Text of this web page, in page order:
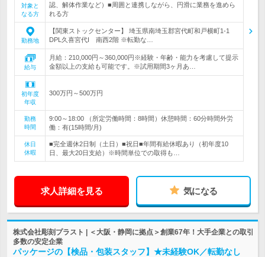
対象と
なる方
認、解体作業など）■周囲と連携しながら、円滑に業務を進めら
れる方
勤務地
【関東ストックセンター】 埼玉県南埼玉郡宮代町和戸横町1-1
DPL久喜宮代I 南西2階 ※転勤な…
給与
月給：210,000円～360,000円※経験・年齢・能力を考慮して提示
金額以上の支給も可能です。※試用期間3ヶ月あ…
初年度
年収
300万円～500万円
勤務
時間
9:00～18:00 （所定労働時間：8時間）休憩時間：60分時間外労
働：有(15時間/月)
休日
休暇
■完全週休2日制（土日）■祝日■年間有給休暇あり（初年度10
日、最大20日支給）※時間単位での取得も…
求人詳細を見る 気になる
株式会社彫刻プラスト | ＜大阪・静岡に拠点＞創業67年！大手企業との取引
多数の安定企業
パッケージの【検品・包装スタッフ】★未経験OK／転勤なし